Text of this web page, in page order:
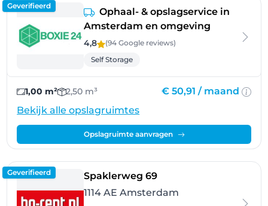
Geverifieerd
Ophaal- & opslagservice in
Amsterdam en omgeving
4,8 (94 Google reviews)
Self Storage
1,00 m² 2,50 m³ € 50,91 / maand
Bekijk alle opslagruimtes
Opslagruimte aanvragen
Geverifieerd Spaklerweg 69- Amsterdam
1114 AE Amsterdam